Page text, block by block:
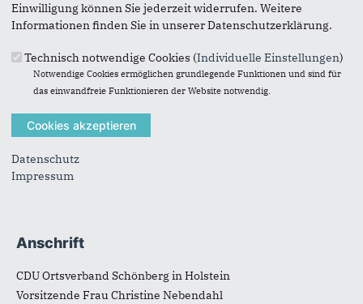
Suchformular
Suche
Fußbereich
Anschrift
CDU Ortsverband Schönberg in Holstein
Vorsitzende Frau Christine Nebendahl
Einwilligung können Sie jederzeit widerrufen. Weitere
Informationen finden Sie in unserer Datenschutzerklärung.
Technisch notwendige Cookies (Individuelle Einstellungen)
Notwendige Cookies ermöglichen grundlegende Funktionen und sind für
das einwandfreie Funktionieren der Website notwendig.
Datenschutz
Impressum